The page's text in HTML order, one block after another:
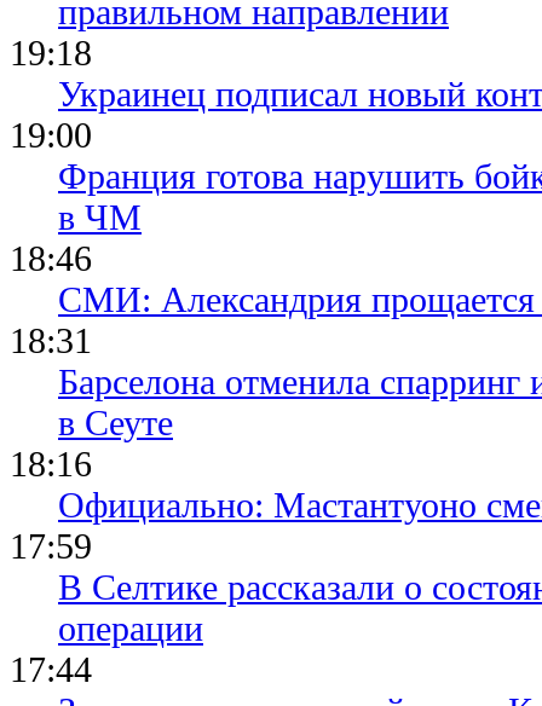
правильном направлении
19:18
Украинец подписал новый
19:00
Франция готова нарушить
в ЧМ
18:46
СМИ: Александрия
18:31
Барселона отменила спарринг
в Сеуте
18:16
Официально: Мастантуоно
17:59
В Селтике рассказали о
операции
17:44